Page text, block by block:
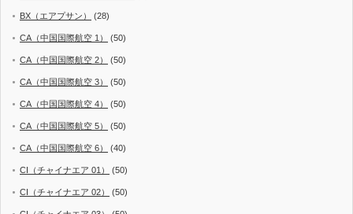
BX（エアプサン） (28)
CA（中国国際航空 1） (50)
CA（中国国際航空 2） (50)
CA（中国国際航空 3） (50)
CA（中国国際航空 4） (50)
CA（中国国際航空 5） (50)
CA（中国国際航空 6） (40)
CI（チャイナエア 01） (50)
CI（チャイナエア 02） (50)